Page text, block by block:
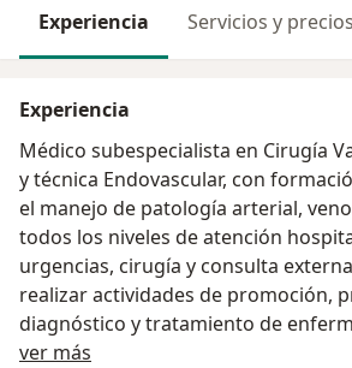
Experiencia Servicios y precios
Experiencia
Médico subespecialista en Cirugía
y técnica Endovascular, con
el manejo de patología arterial,
todos los niveles de atención
urgencias, cirugía y consulta
realizar actividades de promoción,
diagnóstico y tratamiento de
afectan el aparato vascular.
ver más